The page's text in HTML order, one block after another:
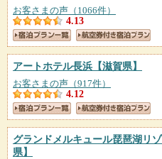
お客さまの声（1066件）
4.13
アートホテル長浜 【滋賀県】
お客さまの声（917件）
4.12
グランドメルキュール琵琶湖リ
県】